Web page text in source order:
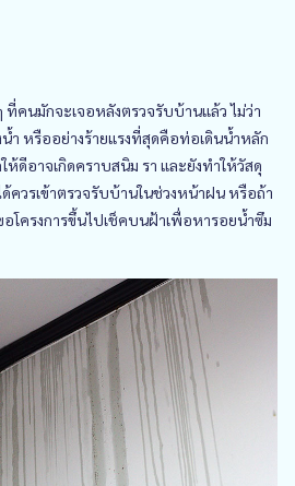
คนมักจะเจอหลังตรวจรับบ้านแล้ว ไม่ว่า
ำ หรืออย่างร้ายแรงที่สุดคือท่อเดินน้ำหลัก
ห้ดีอาจเกิดคราบสนิม รา และยังทำให้วัสดุ
ควรเข้าตรวจรับบ้านในช่วงหน้าฝน หรือถ้า
โครงการขึ้นไปเช็คบนฝ้าเพื่อหารอยน้ำซึม